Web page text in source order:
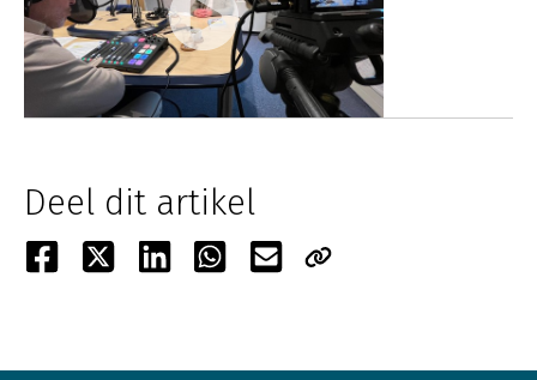
Deel dit artikel